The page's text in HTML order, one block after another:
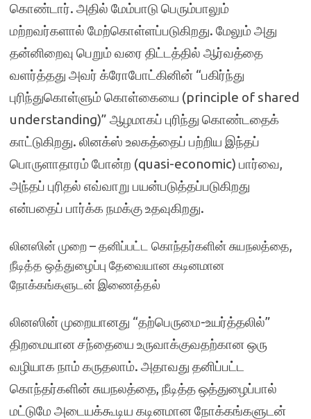
கொண்டார். அதில் மேம்பாடு பெரும்பாலும்
மற்றவர்களால் மேற்கொள்ளப்படுகிறது. மேலும் அது
தன்னிறைவு பெறும் வரை திட்டத்தில் ஆர்வத்தை
வளர்த்தது அவர் க்ரோபோட்கினின் “பகிர்ந்து
புரிந்துகொள்ளும் கொள்கையை (principle of shared
understanding)” ஆழமாகப் புரிந்து கொண்டதைக்
காட்டுகிறது. லினக்ஸ் உலகத்தைப் பற்றிய இந்தப்
பொருளாதாரம் போன்ற (quasi-economic) பார்வை,
அந்தப் புரிதல் எவ்வாறு பயன்படுத்தப்படுகிறது
என்பதைப் பார்க்க நமக்கு உதவுகிறது.
லினஸின் முறை – தனிப்பட்ட கொந்தர்களின் சுயநலத்தை,
நீடித்த ஒத்துழைப்பு தேவையான கடினமான
நோக்கங்களுடன் இணைத்தல்
லினஸின் முறையானது “தற்பெருமை-உயர்த்தலில்”
திறமையான சந்தையை உருவாக்குவதற்கான ஒரு
வழியாக நாம் கருதலாம். அதாவது தனிப்பட்ட
கொந்தர்களின் சுயநலத்தை, நீடித்த ஒத்துழைப்பால்
மட்டுமே அடையக்கூடிய கடினமான நோக்கங்களுடன்